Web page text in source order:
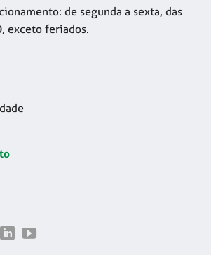
de segunda a sexta, das
exceto feriados.